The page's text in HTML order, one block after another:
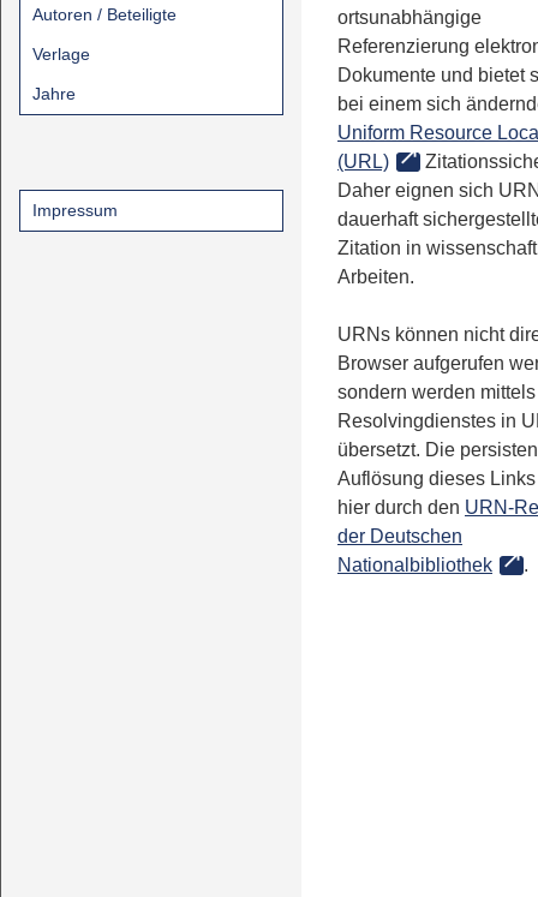
Autoren / Beteiligte
Verlage
Jahre
Impressum
ortsunabhängige
Referenzierung
Dokumente und bietet
bei einem sich
Uniform Resource
(URL)
Daher eignen sich
dauerhaft
Zitation in
Arbeiten.
URNs können nicht
Browser aufgerufen
sondern werden
Resolvingdienstes in
übersetzt. Die
Auflösung dieses
hier durch den URN-
der Deutschen
Nationalbibliothek
.